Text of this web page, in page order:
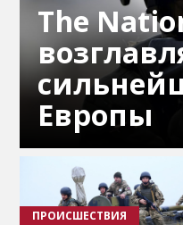
The
Европы
ПРОИСШЕСТВИЯ